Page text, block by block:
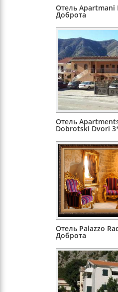
Отель Apartmani
Доброта
Отель
Dobrotski Dvori
Отель Palazzo
Доброта